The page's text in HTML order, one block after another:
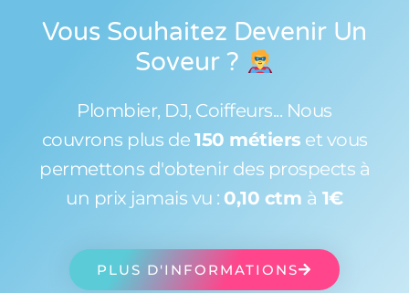
Vous Souhaitez Devenir Un
Soveur ?
Plombier, DJ, Coiffeurs... Nous
couvrons plus de 150 métiers et vous
permettons d'obtenir des prospects à
un prix jamais vu : 0,10 ctm à 1€
PLUS D'INFORMATIONS